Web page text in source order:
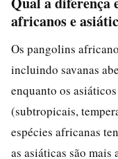
africanos e
Os pangolins
incluindo savanas
enquanto os
(subtropicais,
espécies africanas
as asiáticas são